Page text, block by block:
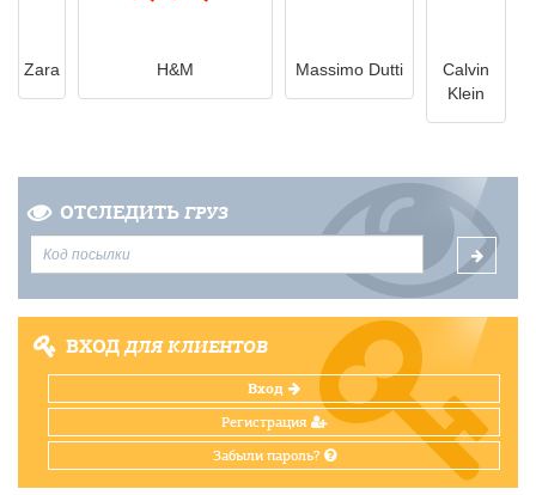
Zara H&M Massimo Dutti
Calvin
Klein
ОТСЛЕДИТЬ ГРУЗ
ВХОДДЛЯ КЛИЕНТОВ
Вход
Регистрация
Забыли пароль?